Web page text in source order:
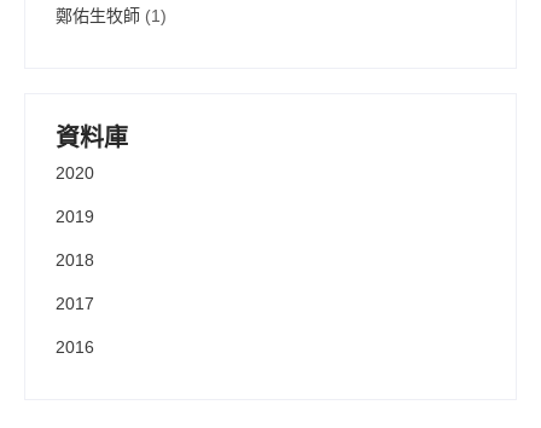
鄭佑生牧師 (1)
資料庫
2020
2019
2018
2017
2016